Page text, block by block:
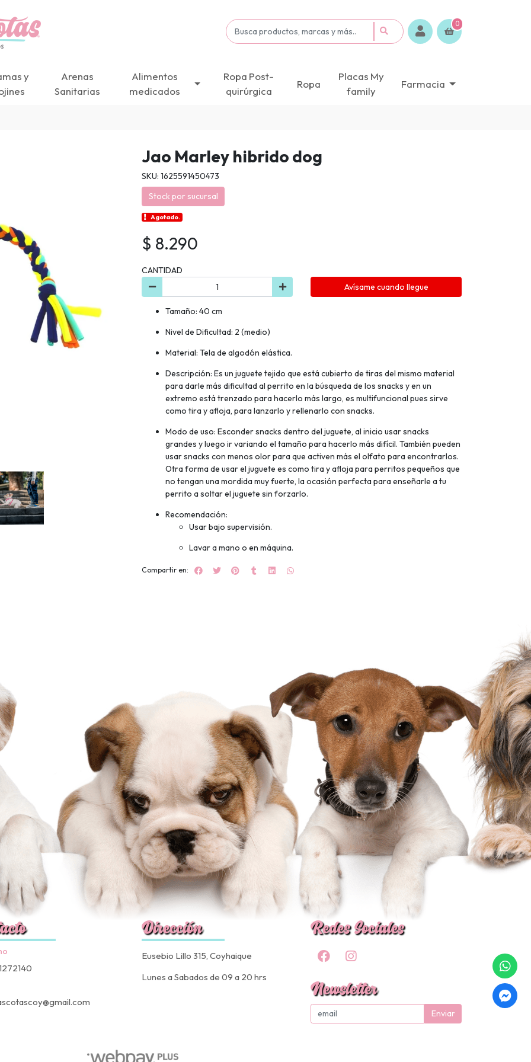
0
y
Arenas
Sanitarias
Alimentos
medicados
Ropa Post-
quirúrgica
Ropa
Placas My
family
Farmacia
Jao Marley hibrido dog
SKU: 1625591450473
Stock por sucursal
Agotado.
$ 8.290
CANTIDAD
Avísame cuando llegue
Tamaño: 40 cm
Nivel de Dificultad: 2 (medio)
Material: Tela de algodón elástica.
Descripción: Es un juguete tejido que está cubierto de tiras del mismo material
para darle más dificultad al perrito en la búsqueda de los snacks y en un
extremo está trenzado para hacerlo más largo, es multifuncional pues sirve
como tira y afloja, para lanzarlo y rellenarlo con snacks.
Modo de uso: Esconder snacks dentro del juguete, al inicio usar snacks
grandes y luego ir variando el tamaño para hacerlo más difícil. También pueden
usar snacks con menos olor para que activen más el olfato para encontrarlos.
Otra forma de usar el juguete es como tira y afloja para perritos pequeños que
no tengan una mordida muy fuerte, la ocasión perfecta para enseñarle a tu
perrito a soltar el juguete sin forzarlo.
Recomendación:
Usar bajo supervisión.
Lavar a mano o en máquina.
Compartir en:
Dirección
Eusebio Lillo 315, Coyhaique
Lunes a Sabados de 09 a 20 hrs
Redes Sociales
Newsletter
Enviar